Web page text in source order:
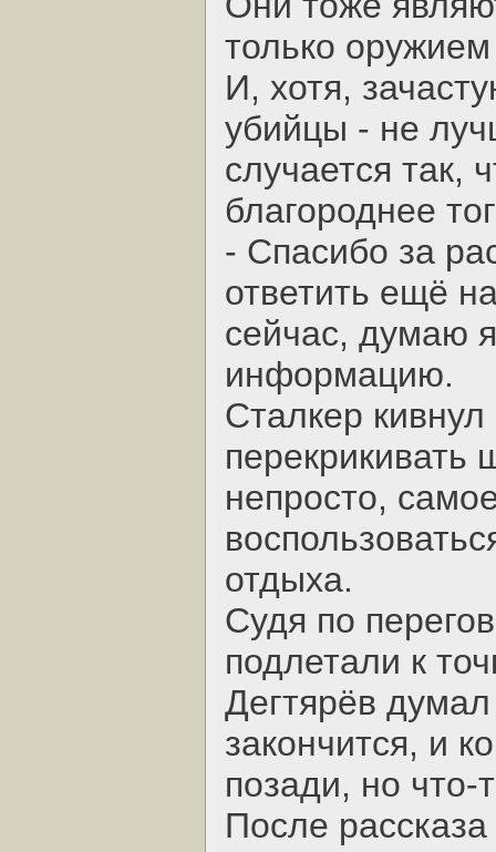
только
И, хотя,
убийцы - не
случается так,
благороднее
- Спасибо за
ответить ещё
сейчас, думаю
информацию.
Сталкер кивнул
перекрикивать
непросто,
отдыха.
Судя по
подлетали к
Дегтярёв
закончится, и
позади, но что-
После